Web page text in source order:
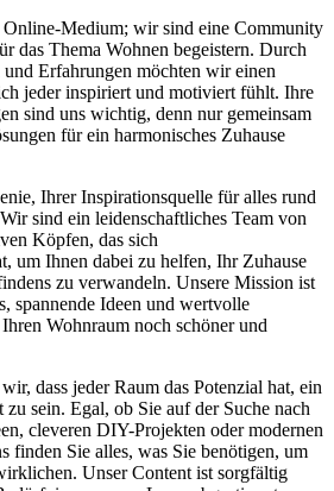
Medium; wir sind eine Community
das Thema Wohnen begeistern. Durch
Erfahrungen möchten wir einen
jeder inspiriert und motiviert fühlt. Ihre
sind uns wichtig, denn nur gemeinsam
für ein harmonisches Zuhause
Ihrer Inspirationsquelle für alles rund
sind ein leidenschaftliches Team von
Köpfen, das sich
um Ihnen dabei zu helfen, Ihr Zuhause
zu verwandeln. Unsere Mission ist
spannende Ideen und wertvolle
Wohnraum noch schöner und
dass jeder Raum das Potenzial hat, ein
sein. Egal, ob Sie auf der Suche nach
cleveren DIY-Projekten oder modernen
finden Sie alles, was Sie benötigen, um
Unser Content ist sorgfältig